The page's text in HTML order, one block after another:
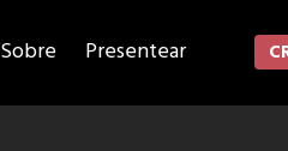
Sobre Presentear